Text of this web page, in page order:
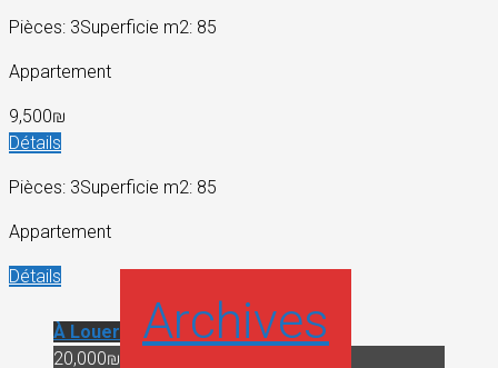
Pièces: 3Superficie m2: 85
Appartement
9,500₪
Détails
Pièces: 3Superficie m2: 85
Appartement
Détails
À Louer Archives
20,000₪